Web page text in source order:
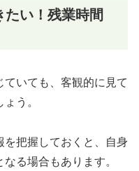
い！残業時間
いても、客観的に見て
う。
を把握しておくと、自身
る場合もあります。